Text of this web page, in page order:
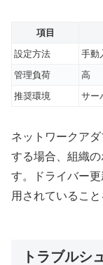
項目
設定方法
手動
管理負荷
高
推奨環境
サー
ネットワークア
する場合、組織
す。ドライバー
用されていること
トラブルシ